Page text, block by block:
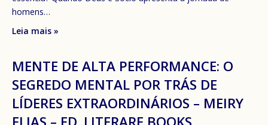
homens…
Leia mais »
MENTE DE ALTA PERFORMANCE: O
SEGREDO MENTAL POR TRÁS DE
LÍDERES EXTRAORDINÁRIOS – MEIRY